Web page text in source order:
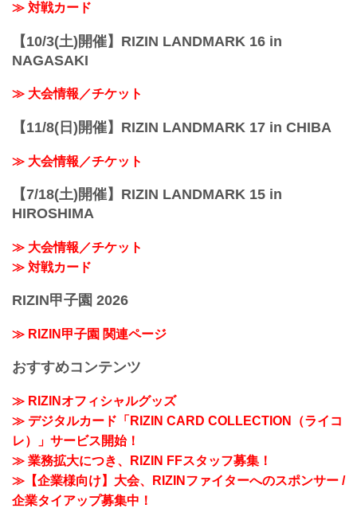
≫ 対戦カード
【10/3(土)開催】RIZIN LANDMARK 16 in
NAGASAKI
≫ 大会情報／チケット
【11/8(日)開催】RIZIN LANDMARK 17 in CHIBA
≫ 大会情報／チケット
【7/18(土)開催】RIZIN LANDMARK 15 in
HIROSHIMA
≫ 大会情報／チケット
≫ 対戦カード
RIZIN甲子園 2026
≫ RIZIN甲子園 関連ページ
おすすめコンテンツ
≫ RIZINオフィシャルグッズ
≫ デジタルカード「RIZIN CARD COLLECTION（ライコ
レ）」サービス開始！
≫ 業務拡大につき、RIZIN FFスタッフ募集！
≫【企業様向け】大会、RIZINファイターへのスポンサー /
企業タイアップ募集中！